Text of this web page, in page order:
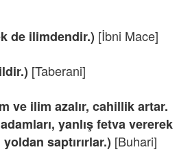
de ilimdendir.) [İbni Mace]
[Taberani]
ve ilim azalır, cahillik artar.
yanlış fetva vererek
saptırırlar.) [Buhari]